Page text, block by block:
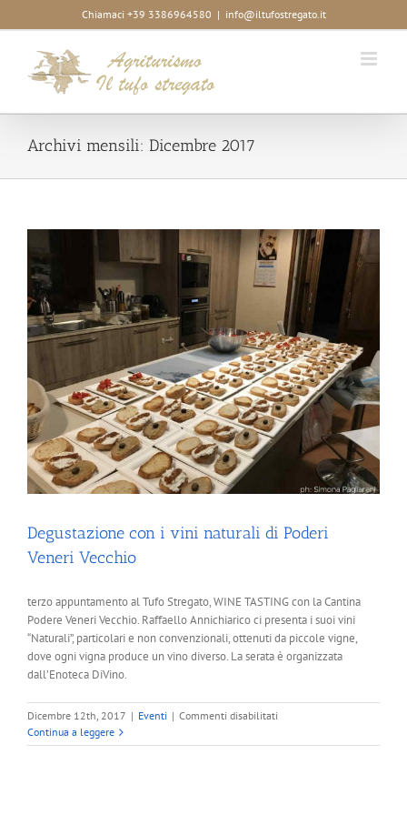
al
Chiamaci +39 3386964580 | info@iltufostregato.it
Archivi mensili: Dicembre 2017
Degustazione con i vini naturali di Poderi
Veneri Vecchio
terzo appuntamento al Tufo Stregato, WINE TASTING con la Cantina
Podere Veneri Vecchio. Raffaello Annichiarico ci presenta i suoi vini
“Naturali”, particolari e non convenzionali, ottenuti da piccole vigne,
dove ogni vigna produce un vino diverso. La serata è organizzata
dall’Enoteca DiVino.
Dicembre 12th, 2017 | Eventi | Commenti disabilitati
con
Continua a leggere